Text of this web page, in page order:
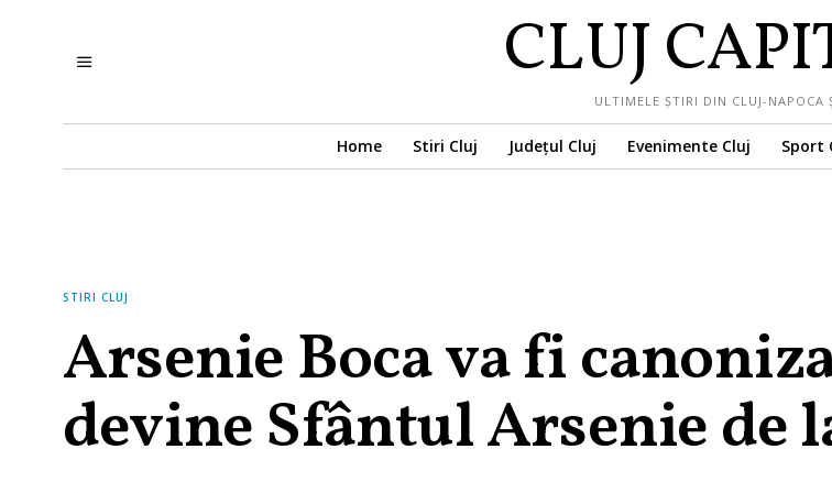
CLUJ
ULTIMELE ȘTIRI DIN CLUJ-NAPOCA
Home Stiri Cluj Județul Cluj Evenimente Cluj Sport
STIRI CLUJ
Arsenie Boca va fi
devine Sfântul Arsenie de